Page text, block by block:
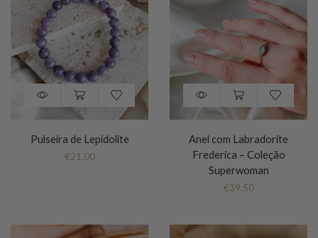
Pulseira de Lepidolite
€21.00
Anel com Labradorite
Frederica – Coleção
Superwoman
€39.50